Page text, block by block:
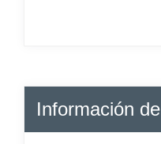
Información